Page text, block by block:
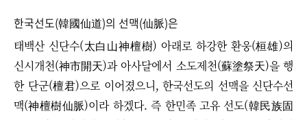
한국선도(韓國仙道)의 선맥(仙脈)은
태백산 신단수(太白山神檀樹) 아래로 하강한 환웅(桓雄)의
신시개천(神市開天)과 아사달에서 소도제천(蘇塗祭天)을 행
한 단군(檀君)으로 이어졌으니, 한국선도의 선맥을 신단수선
맥(神檀樹仙脈)이라 하겠다. 즉 한민족 고유 선도(韓民族固